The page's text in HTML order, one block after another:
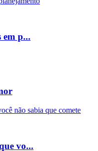
em p...
vo...